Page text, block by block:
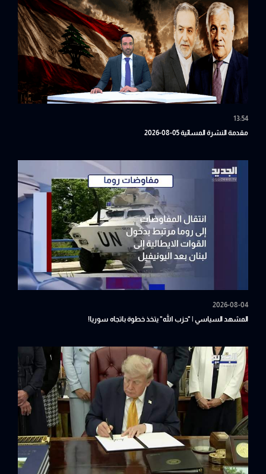
13:54
مقدمة النشرة المسائية 05-08-2026
2026-08-04
المشهد السياسي | "حزب الله" يتخذ خطوة باتجاه سوريا!